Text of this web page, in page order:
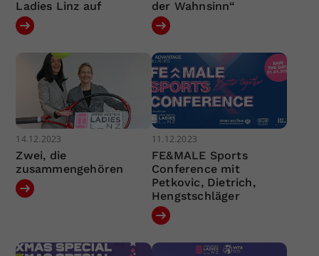
Ladies Linz auf der Wahnsinn“
14.12.2023
Zwei, die
zusammengehören
11.12.2023
FE&MALE Sports
Conference mit
Petkovic, Dietrich,
Hengstschläger